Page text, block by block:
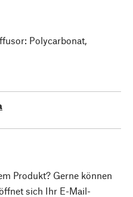
Polycarbonat,
Produkt? Gerne können
sich Ihr E-Mail-